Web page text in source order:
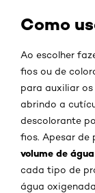
Como
Ao escolher
fios ou de
para auxiliar
abrindo a
descolorante
fios. Apesar de
volume de
cada tipo de
água